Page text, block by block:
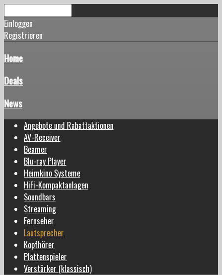
Einloggen
Registrieren
Home
Deals
News
Angebote und Rabattaktionen
AV-Receiver
Beamer
Blu-ray Player
Heimkino Systeme
HiFi-Kompaktanlagen
Soundbars
Streaming
Fernseher
Lautsprecher
Kopfhörer
Plattenspieler
Verstärker (klassisch)